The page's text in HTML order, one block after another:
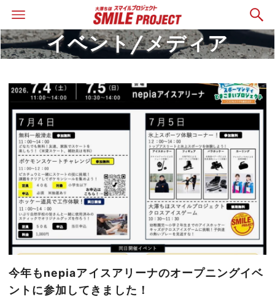
イベント/メディア
今年もnepiaアイスアリーナのオープニングイベ
ントに参加してきました！